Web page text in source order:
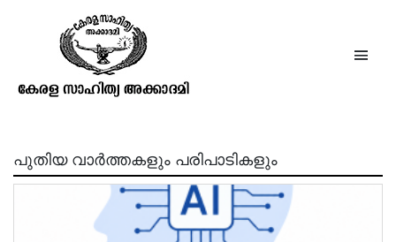
വേദാന്തസാരം കിളിപ്പാട്ട്
പുതിയ വാർത്തകളും പരിപാടികളും